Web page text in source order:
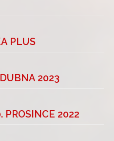
PLUS
2023
PROSINCE 2022